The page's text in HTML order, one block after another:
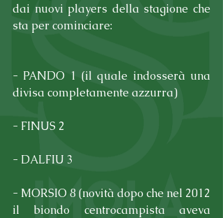
dai nuovi players della stagione che
sta per cominciare:
- PANDO 1 (il quale indosserà una
divisa completamente azzurra)
- FINUS 2
- DALFIU 3
- MORSIO 8 (novità dopo che nel 2012
il biondo centrocampista aveva